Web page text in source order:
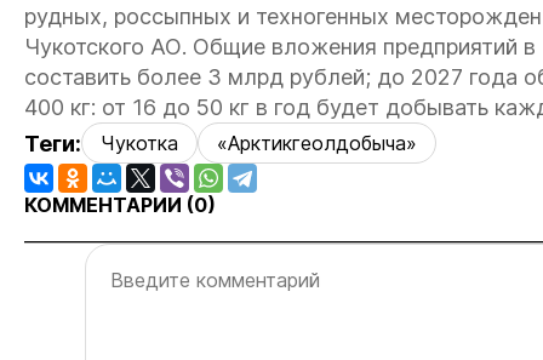
рудных, россыпных и техногенных
Чукотского АО. Общие вложения предприятий
составить более 3 млрд рублей; до 2027 года
400 кг: от 16 до 50 кг в год будет добывать
Теги:
Чукотка «Арктикгеолдобыча»
КОММЕНТАРИИ (0)